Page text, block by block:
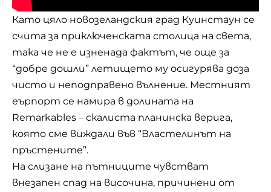
Като цяло новозеландския град Куинстаун се
счита за приключенската столица на света,
така че не е изненада фактът, че още за
“добре дошли” летището му осигурява доза
чисто и неподправено вълнение. Местният
еърпорт се намира в долината на
Remarkables – скалиста планинска верига,
която сме виждали във “Властелинът на
пръстените”.
На слизане на пътниците чувстват
внезапен спад на височина, причинени от